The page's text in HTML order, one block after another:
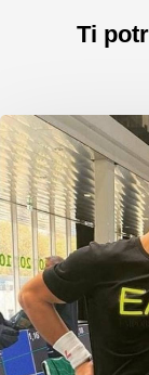
Ti